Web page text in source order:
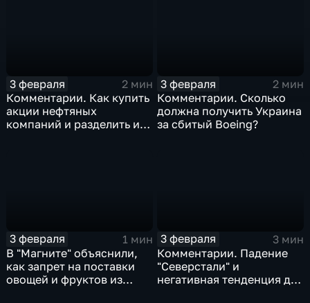
3 февраля
2 мин
Комментарии. Как купить
акции нефтяных
компаний и разделить их
3 февраля
2 мин
Комментарии. Сколько
должна получить Украина
за сбитый Boeing?
3 февраля
1 мин
В "Магните" объяснили,
как запрет на поставки
овощей и фруктов из
3 февраля
3 мин
Комментарии. Падение
"Северстали" и
негативная тенденция для